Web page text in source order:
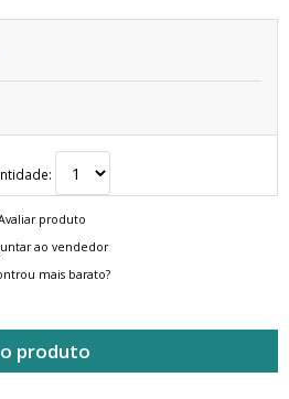
produto
ao vendedor
mais barato?
produto